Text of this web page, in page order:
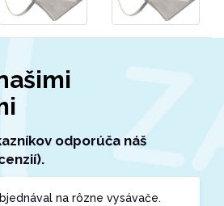
odporúča náš
na rôzne vysávače.